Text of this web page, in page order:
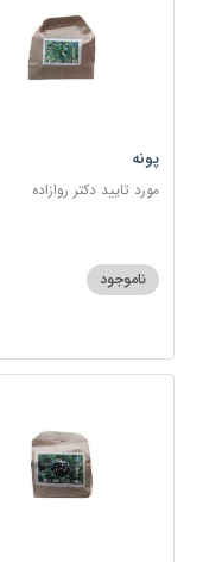
پونه
مورد تایید دکتر روازاده
ناموجود